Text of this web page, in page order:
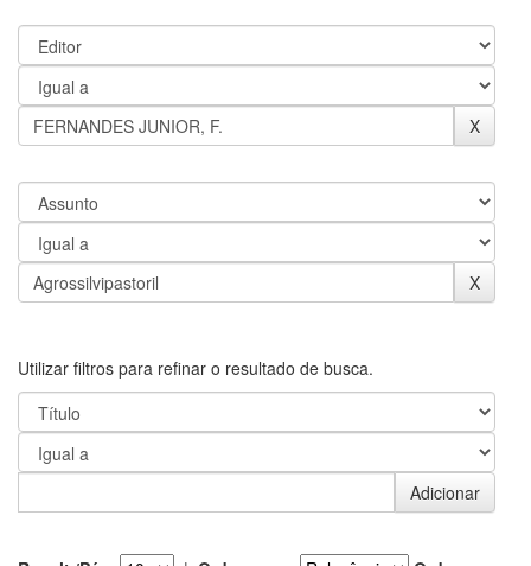
Utilizar filtros para refinar o resultado de busca.